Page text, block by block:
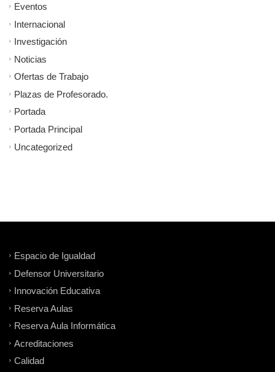
Eventos
Internacional
Investigación
Noticias
Ofertas de Trabajo
Plazas de Profesorado.
Portada
Portada Principal
Uncategorized
Espacio de Igualdad
Defensor Universitario
Innovación Educativa
Reserva Aulas
Reserva Aula Informática
Acreditaciones
Calidad